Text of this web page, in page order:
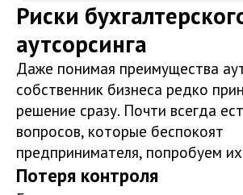
Риски
аутсорсинга
Даже понимая преимущества
собственник бизнеса редко
решение сразу. Почти всегда
вопросов, которые беспокоят
предпринимателя, попробуем
Потеря контроля